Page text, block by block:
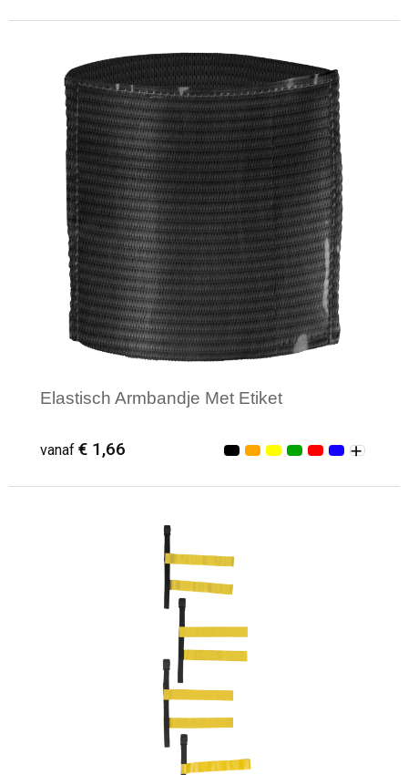
Minimale afname: 50
Elastisch Armbandje Met Etiket
vanaf € 1,66
Minimale afname: 14